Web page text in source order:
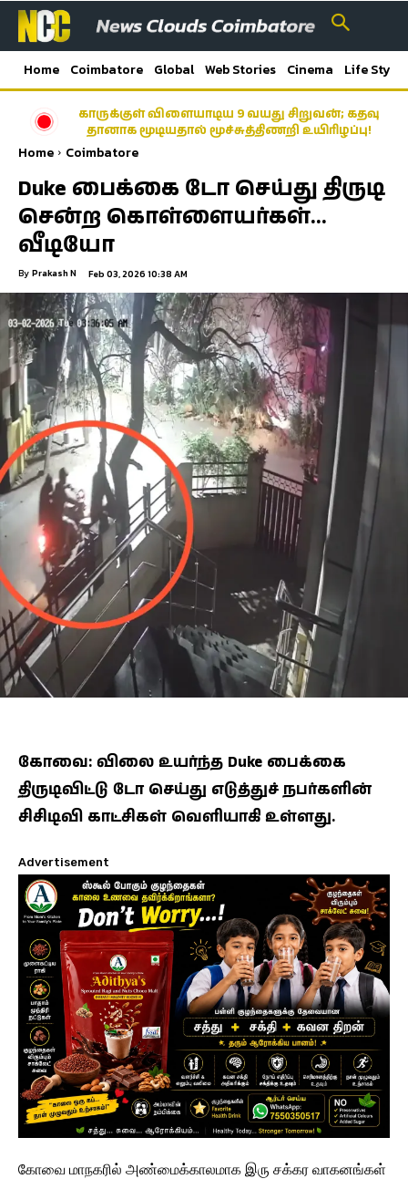
Home Coimbatore Global Web Stories Cinema Life Style
காருக்குள் விளையாடிய 9 வயது சிறுவன்; கதவு
தானாக மூடியதால் மூச்சுத்திணறி உயிரிழப்பு!
Home Coimbatore
Duke பைக்கை டோ செய்து திருடி
சென்ற கொள்ளையர்கள்…
வீடியோ
By Prakash N Feb 03, 2026 10:38 AM
கோவை: விலை உயர்ந்த Duke பைக்கை
திருடிவிட்டு டோ செய்து எடுத்துச் நபர்களின்
சிசிடிவி காட்சிகள் வெளியாகி உள்ளது.
Advertisement
கோவை மாநகரில் அண்மைக்காலமாக இரு சக்கர வாகனங்கள்